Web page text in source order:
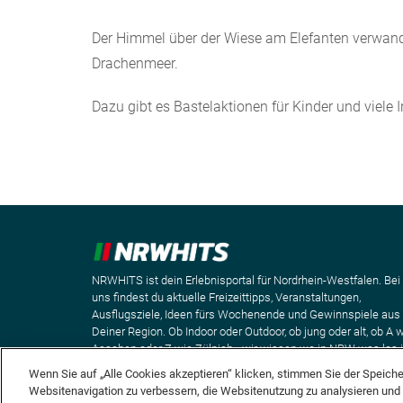
Der Himmel über der Wiese am Elefanten
Drachenmeer.
Dazu gibt es Bastelaktionen für Kinder und
NRWHITS ist dein Erlebnisportal für Nordrhein-Westfalen. Bei
uns findest du aktuelle Freizeittipps, Veranstaltungen,
Ausflugsziele, Ideen fürs Wochenende und Gewinnspiele aus
Deiner Region. Ob Indoor oder Outdoor, ob jung oder alt, ob A
Aaachen oder Z wie Zülpich - wir wissen wo in NRW was los
Wenn Sie auf „Alle Cookies akzeptieren“ klicken, stimmen Sie der
Websitenavigation zu verbessern, die Websitenutzung zu analysieren